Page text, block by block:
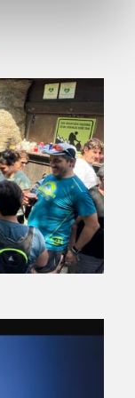
beste,
eta eduki
eta edukia
biltzeko eta
eta zertarako
eta beren
dira. Ikusi gure
moduari
lehentasunak